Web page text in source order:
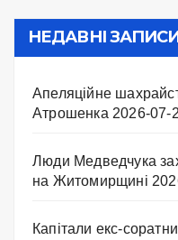
НЕДАВНІ
Апеляційне
Атрошенка 2026-07-
Люди Медведчука
на Житомирщині
Капітали екс-